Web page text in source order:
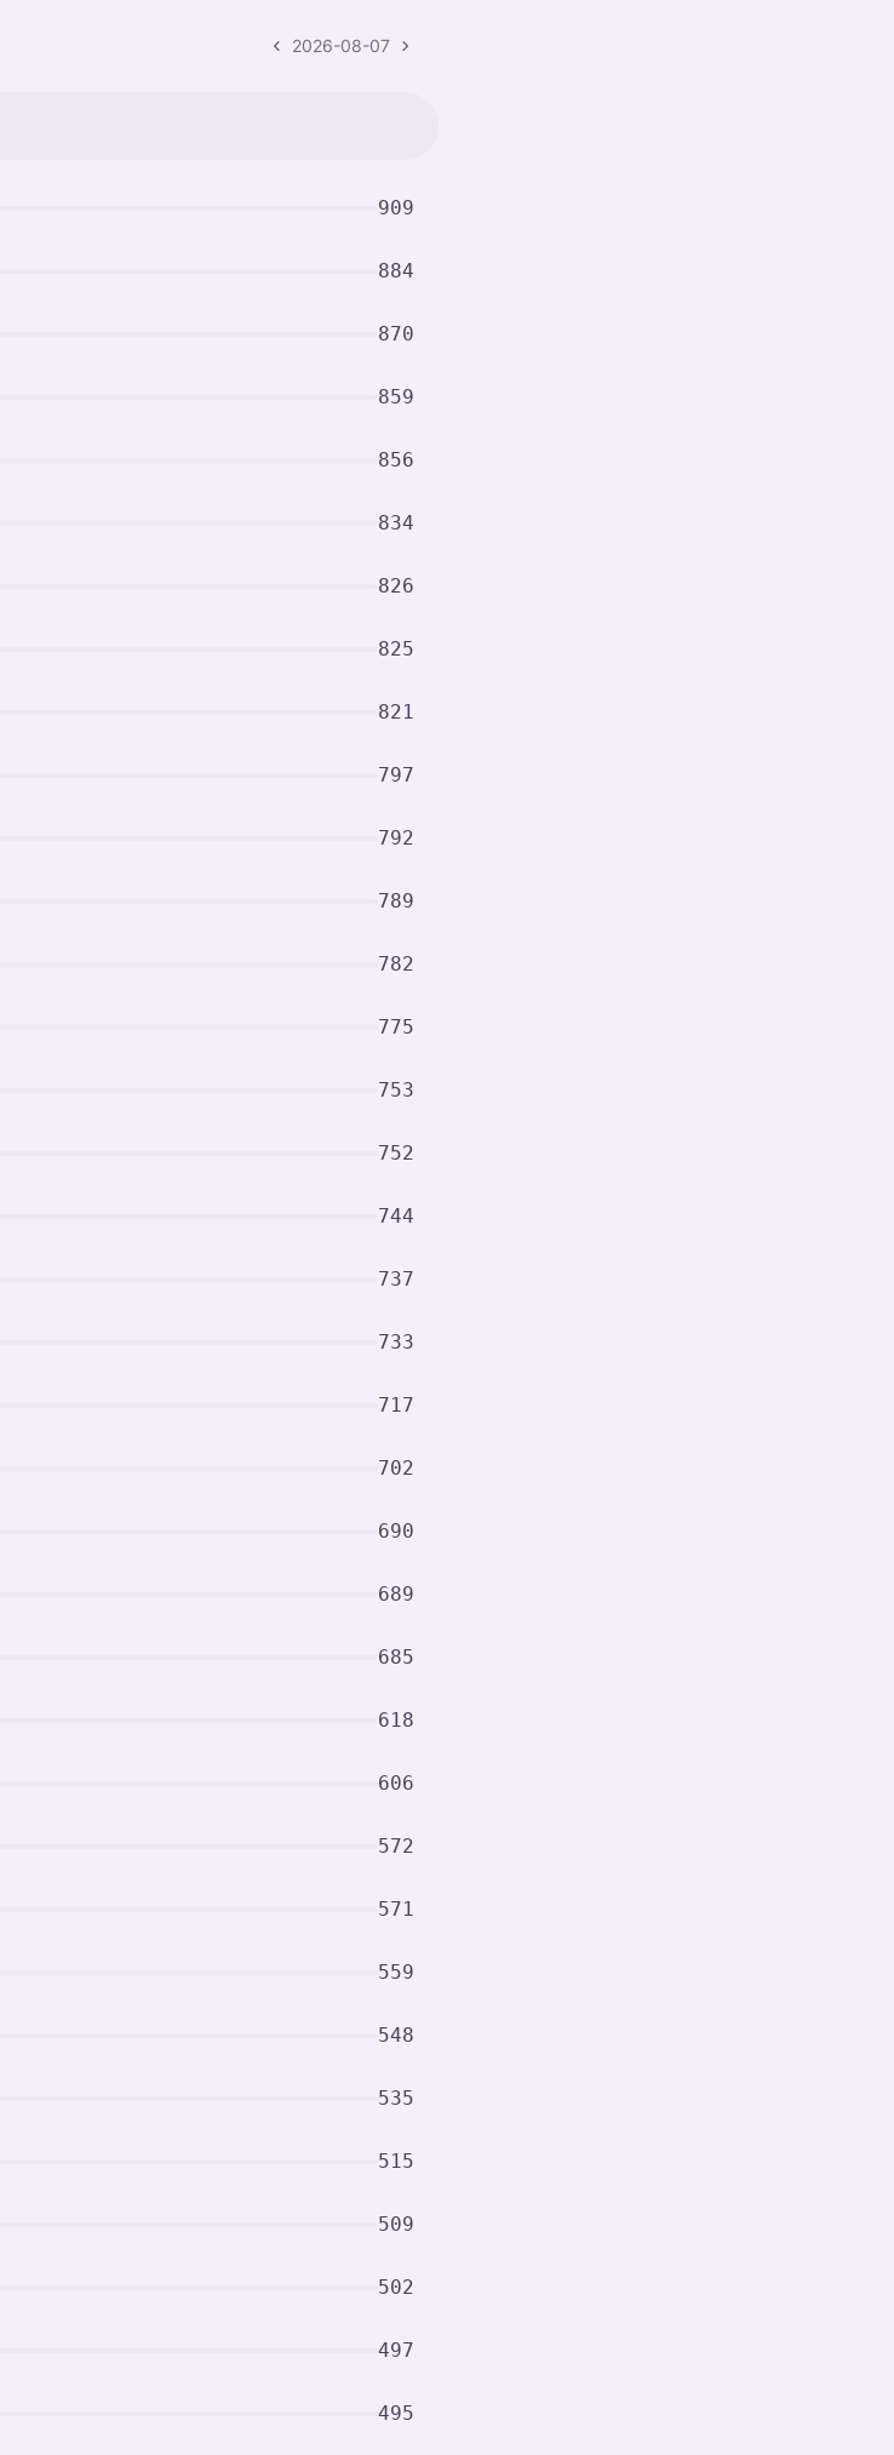
2026-08-07
909
884
870
859
856
834
826
825
821
797
792
789
782
775
753
752
744
737
733
717
702
690
689
685
618
606
572
571
559
548
535
515
509
502
497
495